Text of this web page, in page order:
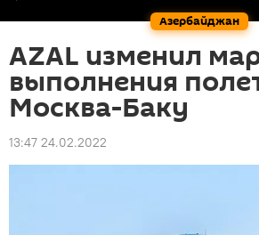
Азербайджан
AZAL изменил
выполнения
Москва-Баку
13:47 24.02.2022